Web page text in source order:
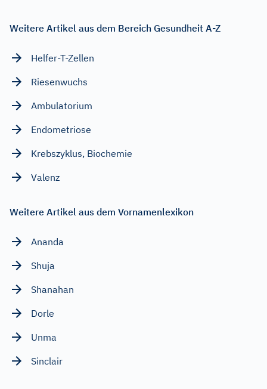
Weitere Artikel aus dem Bereich Gesundheit A-Z
Helfer-T-Zellen
Riesenwuchs
Ambulatorium
Endometriose
Krebszyklus, Biochemie
Valenz
Weitere Artikel aus dem Vornamenlexikon
Ananda
Shuja
Shanahan
Dorle
Unma
Sinclair